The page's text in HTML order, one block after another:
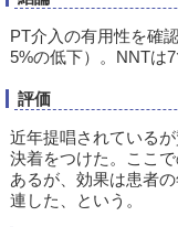
PT介入の有用性を確
5%の低下）。NNTは7
評価
近年提唱されている
決着をつけた。ここ
あるが、効果は患者
連した、という。